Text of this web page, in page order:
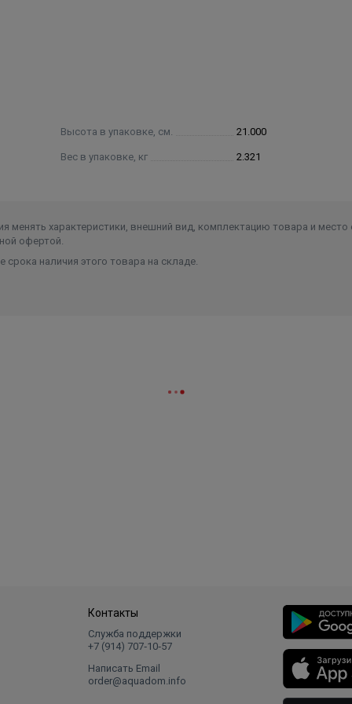
Высота в упаковке, см. 21.000
Вес в упаковке, кг 2.321
менять характеристики, внешний вид, комплектацию товара и место
офертой.
наличия этого товара на складе.
Контакты
Служба поддержки
+7 (914) 707‑10‑57
Написать Email
order@aquadom.info